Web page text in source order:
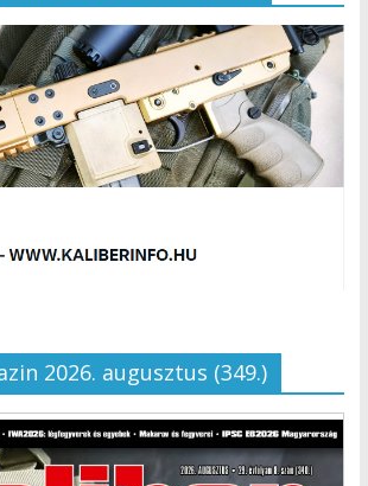
2026. augusztus (349.)